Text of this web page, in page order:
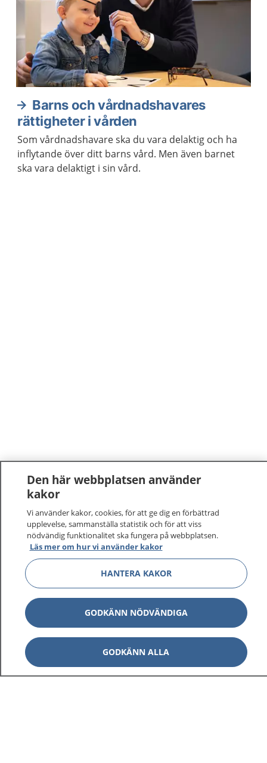
Barns och vårdnadshavares
rättigheter i vården
Som vårdnadshavare ska du vara delaktig och ha
inflytande över ditt barns vård. Men även barnet
ska vara delaktigt i sin vård.
1177–tryggt om din hälsa och vård
På 1177.se får du råd om hälsa och information om
sjukdomar och vilka mottagningar du kan kontakta.
Logga in för att läsa din journal och göra dina
vårdärenden. Ring telefonnummer 1177 för
sjukvårdsrådgivning dygnet runt.
1177 ger dig råd när du vill må bättre.
Den här webbplatsen använder
kakor
Vi använder kakor, cookies, för att ge dig en förbättrad
upplevelse, sammanställa statistik och för att viss
nödvändig funktionalitet ska fungera på webbplatsen.
Läs mer om hur vi använder kakor
HANTERA KAKOR
GODKÄNN NÖDVÄNDIGA
GODKÄNN ALLA